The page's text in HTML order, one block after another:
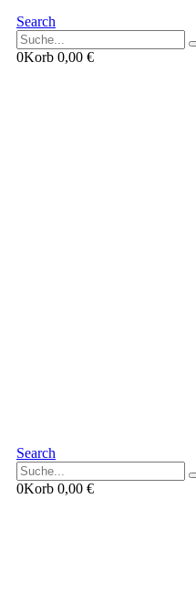
Search
0Korb 0,00 €
Search
0Korb 0,00 €